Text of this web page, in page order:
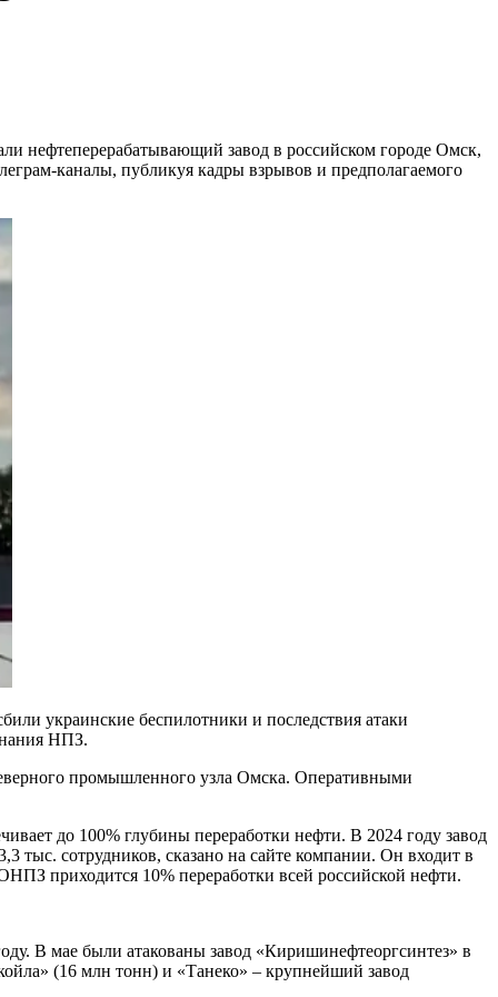
нефтеперерабатывающий завод в российском городе Омск,
каналы, публикуя кадры взрывов и предполагаемого
украинские беспилотники и последствия атаки
НПЗ.
промышленного узла Омска. Оперативными
до 100% глубины переработки нефти. В 2024 году завод
тыс. сотрудников, сказано на сайте компании. Он входит в
приходится 10% переработки всей российской нефти.
В мае были атакованы завод «Киришинефтеоргсинтез» в
(16 млн тонн) и «Танеко» – крупнейший завод